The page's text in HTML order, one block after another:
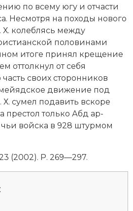
отношений
и организации
по всему югу и отчасти
. Несмотря на походы нового
Х. колеблясь между
половинами
итоге принял крещение
оттолкнул от себя
своих сторонников
движение под
сумел подавить вскоре
престол только Абд ар-
чьи войска в 928 штурмом
(2002). P. 269—297.